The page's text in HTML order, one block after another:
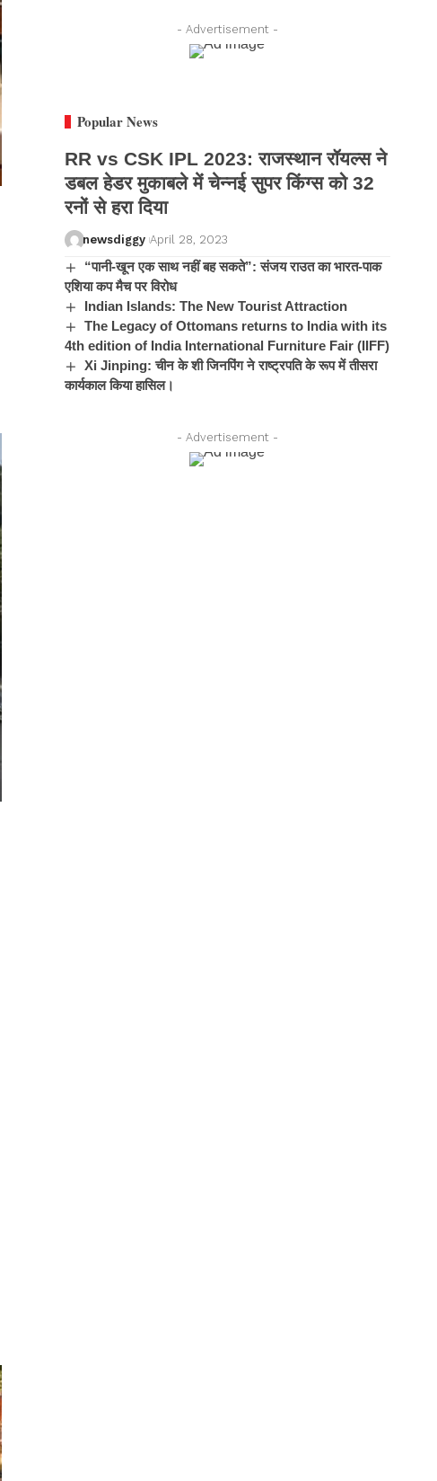
- Advertisement -
Popular News
RR vs CSK IPL 2023: राजस्थान रॉयल्स ने
डबल हेडर मुकाबले में चेन्नई सुपर किंग्स को 32
रनों से हरा दिया
newsdiggy April 28, 2023
“पानी-खून एक साथ नहीं बह सकते”: संजय राउत का भारत-पाक
एशिया कप मैच पर विरोध
Indian Islands: The New Tourist Attraction
The Legacy of Ottomans returns to India with its
4th edition of India International Furniture Fair (IIFF)
Xi Jinping: चीन के शी जिनपिंग ने राष्ट्रपति के रूप में तीसरा
कार्यकाल किया हासिल।
- Advertisement -